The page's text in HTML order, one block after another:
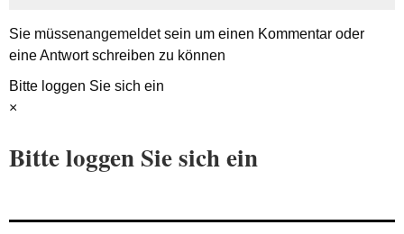
Sie müssenangemeldetsein um einen Kommentar oder
eine Antwort schreiben zu können
Bitte loggen Sie sich ein
×
Bitte loggen Sie sich ein